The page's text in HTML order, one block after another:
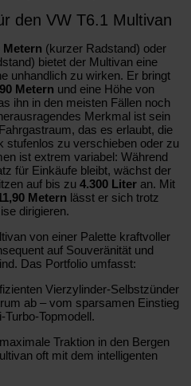
den VW T6.1 Multivan
Metern (kurzer Radstand) oder
bietet der Multivan eine
unhandlich zu wirken. Er bringt
Metern und eine Höhe von
ihn in den meisten Fällen noch
Merkmal ist sein
das es erlaubt, die
stufenlos zu verschieben oder zu
ist extrem variabel: Während
für Einkäufe bleibt, wächst der
auf bis zu 4.300 Liter an. Mit
Metern lässt er sich trotz
dirigieren.
von einer Palette kraftvoller
auf Souveränität und
Das Portfolio umfasst:
Vierzylinder-Selbstzünder
ab – vom sparsamen Einstieg
Topmodell.
Traktion in den Bergen
oft mit dem intelligenten